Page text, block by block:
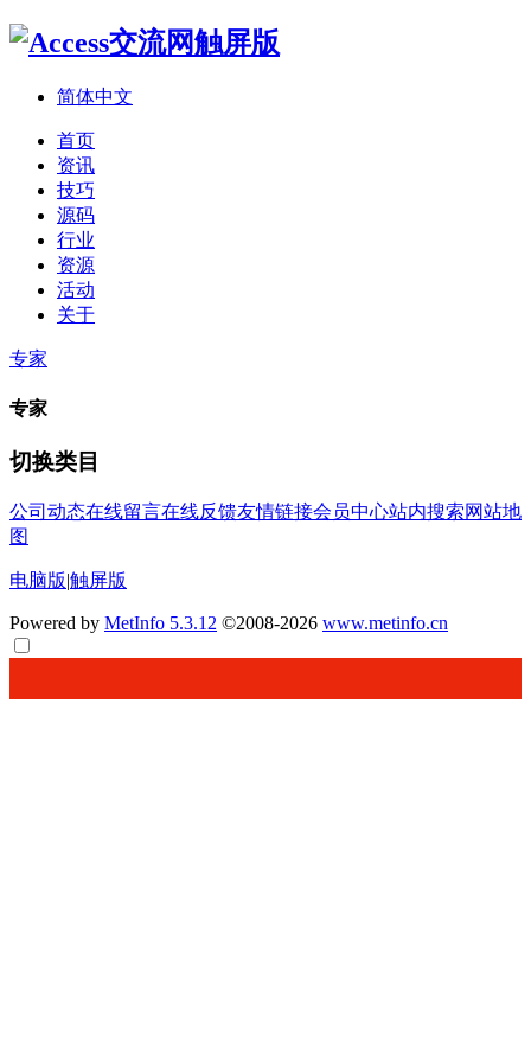
简体中文
首页
资讯
技巧
源码
行业
资源
活动
关于
专家
专家
切换类目
公司动态在线留言在线反馈友情链接会员中心站内搜索网站地
图
电脑版|触屏版
Powered by MetInfo 5.3.12 ©2008-2026 www.metinfo.cn